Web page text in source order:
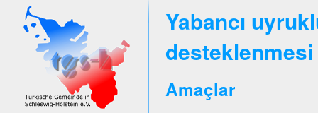
Yabancı
Amaçlar